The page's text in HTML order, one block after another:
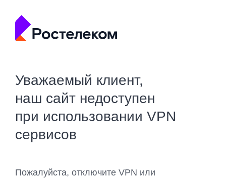
Уважаемый клиент,
наш сайт недоступен
при использовании VPN
сервисов
Пожалуйста, отключите VPN или